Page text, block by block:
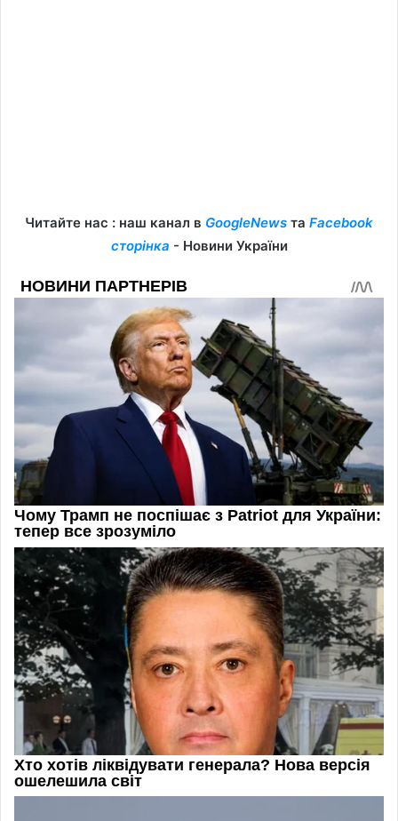
Читайте нас : наш канал в GoogleNews та Facebook
сторінка - Новини України